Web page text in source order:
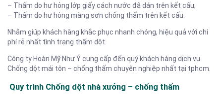
– Thấm do hư hỏng lớp giấy cách nước đã dán trên kết cấu;
– Thấm do hư hỏng màng sơn chống thấm trên kết cấu.
Nhằm giúp khách hàng khắc phục nhanh chóng, hiệu quả với chi
phí rẻ nhất tình trạng thấm dột.
Công ty Hoàn Mỹ Như Ý cung cấp đến quý khách hàng dịch vụ
Chống dột mái tôn – chống thấm chuyên nghiệp nhất tại tphcm.
Quy trình Chống dột nhà xưởng – chống thấm